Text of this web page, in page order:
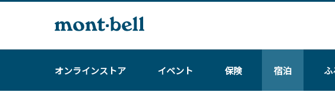
オンラインストア イベント 保険 宿泊